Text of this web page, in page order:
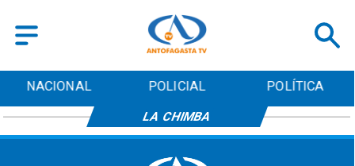
NACIONAL POLICIAL POLÍTICA
LA CHIMBA